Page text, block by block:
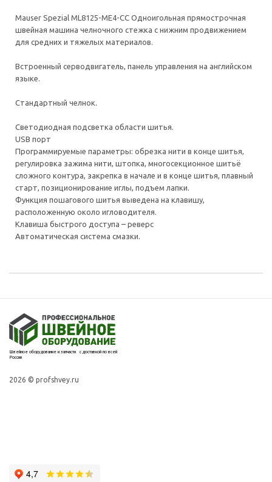
Mauser Spezial ML8125-ME4-CC Одноигольная прямострочная
швейная машина челночного стежка с нижним продвижением
для средних и тяжелых материалов.
Встроенный серводвигатель, панель управления на английском
языке.
Стандартный челнок.
Светодиодная подсветка области шитья.
USB порт
Программируемые параметры: обрезка нити в конце шитья,
регулировка зажима нити, штопка, многосекционное шитьё
сложного контура, закрепка в начале и в конце шитья, плавный
старт, позиционирование иглы, подъем лапки.
Функция пошагового шитья выведена на клавишу,
расположенную около игловодителя.
Клавиша быстрого доступа – реверс
Автоматическая система смазки.
Швейное оборудование и запчасти с доставкой по всей
России
2026 © profshvey.ru